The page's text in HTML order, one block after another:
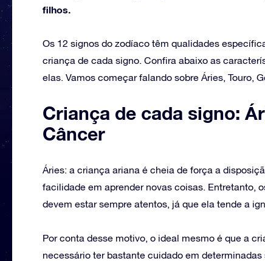
filhos.
Os 12 signos do zodíaco têm qualidades
criança de cada signo. Confira abaixo as
elas. Vamos começar falando sobre Áries, Touro,
Criança de cada signo:
Câncer
Áries: a criança ariana é cheia de força a
facilidade em aprender novas coisas. Entretanto,
devem estar sempre atentos, já que ela tende a
Por conta desse motivo, o ideal mesmo é que a
necessário ter bastante cuidado em